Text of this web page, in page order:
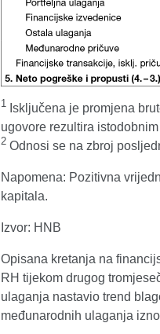
1 Isključena je promjena
ugovore rezultira
2 Odnosi se na zbroj
Napomena: Pozitivna
kapitala.
Izvor: HNB
Opisana kretanja na
RH tijekom drugog
ulaganja nastavio trend
međunarodnih ulaganja